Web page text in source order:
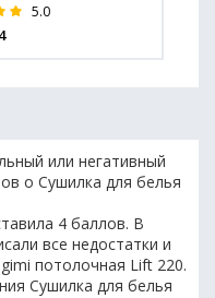
5.0
4
или негативный
о Сушилка для белья
4 баллов. В
все недостатки и
потолочная Lift 220.
Сушилка для белья